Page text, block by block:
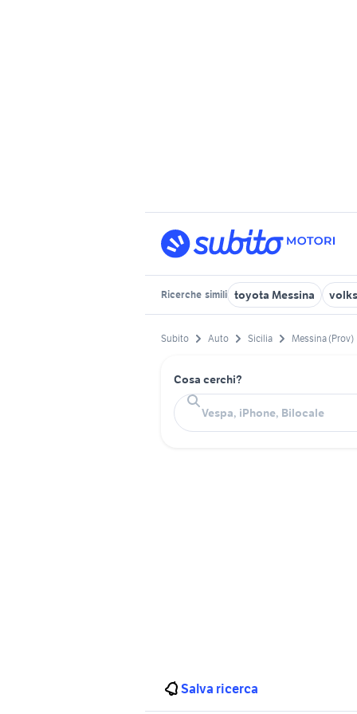
Ricerche simili toyota Messina
Subito Auto Sicilia Messina (Prov)
Cosa cerchi?
Salva ricerca